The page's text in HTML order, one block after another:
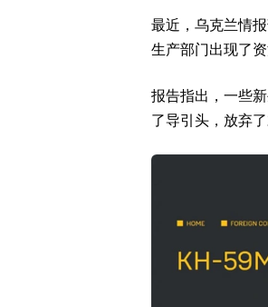
最近，乌克兰情
生产部门出现了
报告指出，一些
了导引头，放弃